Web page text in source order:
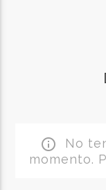
info_outline No
momento.